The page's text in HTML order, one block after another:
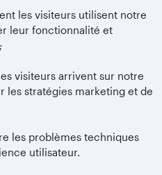
les visiteurs utilisent notre
leur fonctionnalité et
visiteurs arrivent sur notre
les stratégies marketing et de
les problèmes techniques
utilisateur.